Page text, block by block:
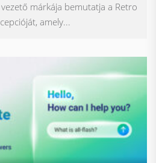
márkája bemutatja a Retro
amely...